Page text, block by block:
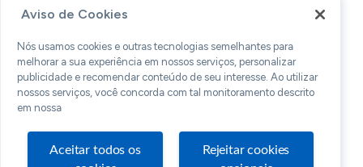
Aviso de Cookies
Nós usamos cookies e outras tecnologias semelhantes para
melhorar a sua experiência em nossos serviços, personalizar
publicidade e recomendar conteúdo de seu interesse. Ao utilizar
nossos serviços, você concorda com tal monitoramento descrito
em nossa
Aceitar todos os
Rejeitar cookies